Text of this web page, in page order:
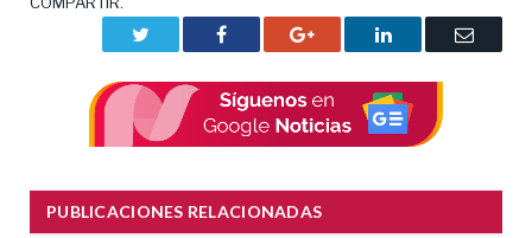
Facebook Google+ LinkedIn
Correo
PUBLICACIONES RELACIONADAS